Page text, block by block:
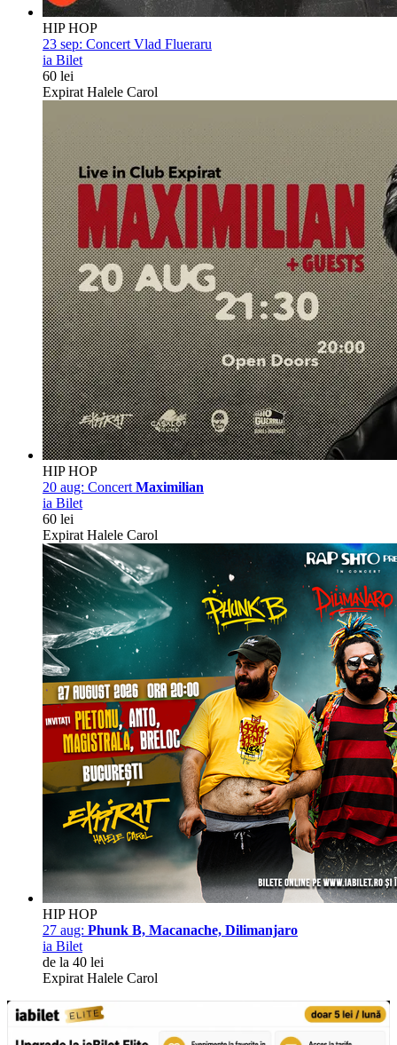
HIP HOP
23 sep: Concert Vlad Flueraru
ia Bilet
60 lei
Expirat Halele Carol
HIP HOP
20 aug: Concert Maximilian
ia Bilet
60 lei
Expirat Halele Carol
HIP HOP
27 aug: Phunk B, Macanache, Dilimanjaro
ia Bilet
de la 40 lei
Expirat Halele Carol